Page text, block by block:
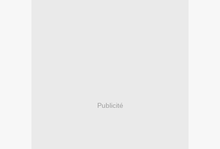
Publicité